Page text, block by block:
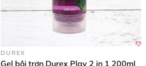
DUREX
Gel bôi trơn Durex Play 2 in 1 200ml